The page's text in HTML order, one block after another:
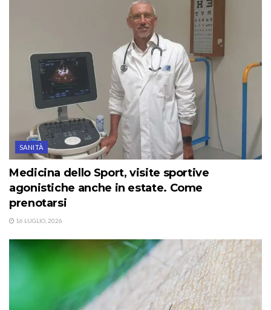
SANITÀ
Medicina dello Sport, visite sportive
agonistiche anche in estate. Come
prenotarsi
16 LUGLIO, 2026